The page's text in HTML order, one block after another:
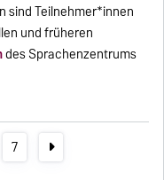
sind Teilnehmer*innen
und früheren
des Sprachenzentrums
7